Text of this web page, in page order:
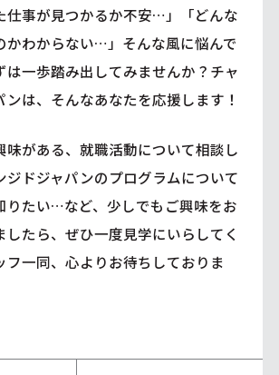
仕事が見つかるか不安…」「どんな
かわからない…」そんな風に悩んで
は一歩踏み出してみませんか？チャ
ンは、そんなあなたを応援します！
味がある、就職活動について相談し
ジドジャパンのプログラムについて
りたい…など、少しでもご興味をお
したら、ぜひ一度見学にいらしてく
フ一同、心よりお待ちしておりま